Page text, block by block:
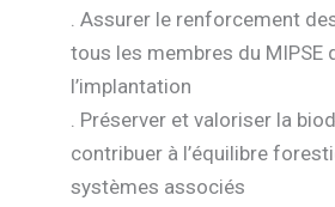
. Assurer le renforcement
tous les membres du MIPSE
l’implantation
. Préserver et valoriser la
contribuer à l’équilibre
systèmes associés